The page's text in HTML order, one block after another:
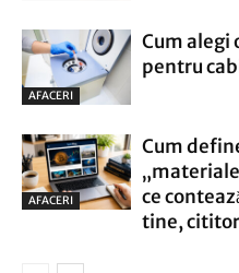
AFACERI
Cum alegi
pentru
AFACERI
Cum
ce
tine,